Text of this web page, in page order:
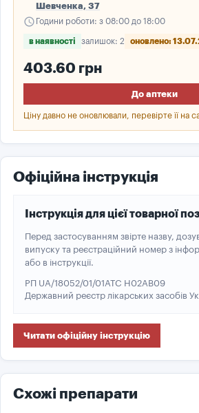
Шевченка, 37
schedule Години роботи: з 08:00 до 18:00
в наявності залишок: 2 оновлено:
403.60 грн
До аптеки
Ціну давно не оновлювали, перевірте її на
Офіційна інструкція
Інструкція для цієї товарної
Перед застосуванням звірте назву,
випуску та реєстраційний номер з
або в інструкції.
РП UA/18052/01/01ATC H02AB09
Державний реєстр лікарських засобів
Читати офіційну інструкцію
Схожі препарати